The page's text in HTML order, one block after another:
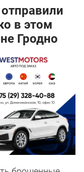
в этом
Гродно